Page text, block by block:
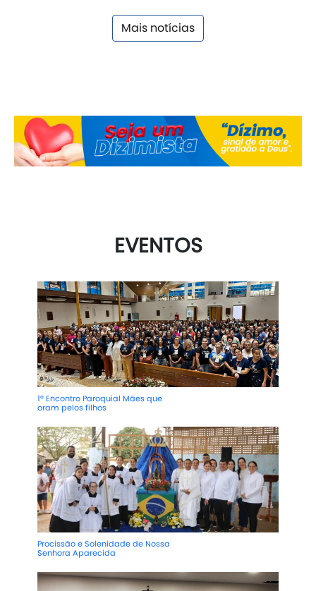
Mais notícias
EVENTOS
1º Encontro Paroquial Mães que
oram pelos filhos
Procissão e Solenidade de Nossa
Senhora Aparecida